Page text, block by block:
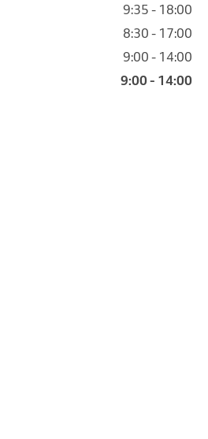
9:35 - 18:00
8:30 - 17:00
9:00 - 14:00
9:00 - 14:00